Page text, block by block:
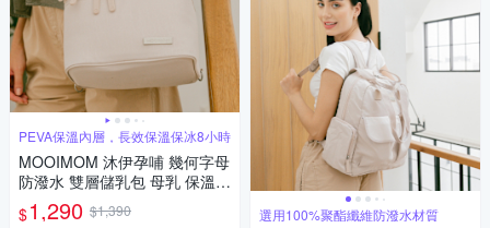
PEVA保溫內層，長效保溫保冰8小時
MOOIMOM 沐伊孕哺 幾何字母
防潑水 雙層儲乳包 母乳 保溫
保冷袋 哺乳包 多款可選
$1,290 $1,390
選用100%聚酯纖維防潑水材質